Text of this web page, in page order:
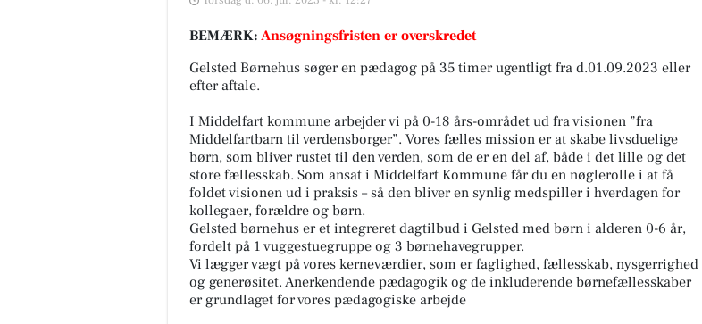
BEMÆRK: Ansøgningsfristen er overskredet
Gelsted Børnehus søger en pædagog på 35 timer ugentligt fra d.01.09.2023 eller
efter aftale.
I Middelfart kommune arbejder vi på 0-18 års-området ud fra visionen ”fra
Middelfartbarn til verdensborger”. Vores fælles mission er at skabe livsduelige
børn, som bliver rustet til den verden, som de er en del af, både i det lille og det
store fællesskab. Som ansat i Middelfart Kommune får du en nøglerolle i at få
foldet visionen ud i praksis – så den bliver en synlig medspiller i hverdagen for
kollegaer, forældre og børn.
Gelsted børnehus er et integreret dagtilbud i Gelsted med børn i alderen 0-6 år,
fordelt på 1 vuggestuegruppe og 3 børnehavegrupper.
Vi lægger vægt på vores kerneværdier, som er faglighed, fællesskab, nysgerrighed
og generøsitet. Anerkendende pædagogik og de inkluderende børnefællesskaber
er grundlaget for vores pædagogiske arbejde